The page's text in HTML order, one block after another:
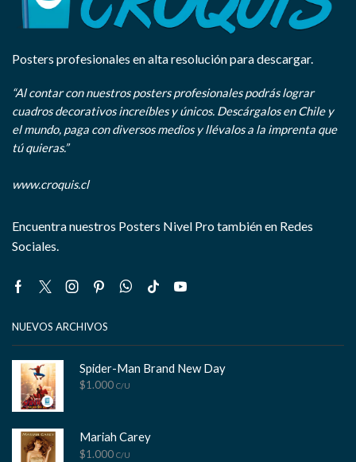
Posters profesionales en alta resolución para descargar.
“Al contar con nuestros posters profesionales podrás lograr
cuadros decorativos increíbles y únicos. Descárgalos en Chile y
el mundo, paga con diversos medios y llévalos a la imprenta que
tú quieras.”
www.croquis.cl
Encuentra nuestros Posters Nivel Pro también en Redes
Sociales.
Facebook
TwitterInstagram
PinterestWhatsapp
Tik- Youtube
NUEVOS ARCHIVOS
Spider-Man Brand New Day
$1.000 C/U
Mariah Carey
$1.000 C/U